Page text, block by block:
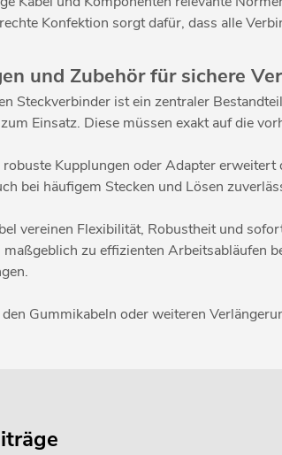
Konfektion sorgt dafür, dass alle
und Zubehör für sichere
Steckverbinder ist ein zentraler
Einsatz. Diese müssen exakt auf die
robuste Kupplungen oder Adapter
bei häufigem Stecken und Lösen
vereinen Flexibilität, Robustheit und
zu effizienten Arbeitsabläufen
Gummikabeln oder weiteren